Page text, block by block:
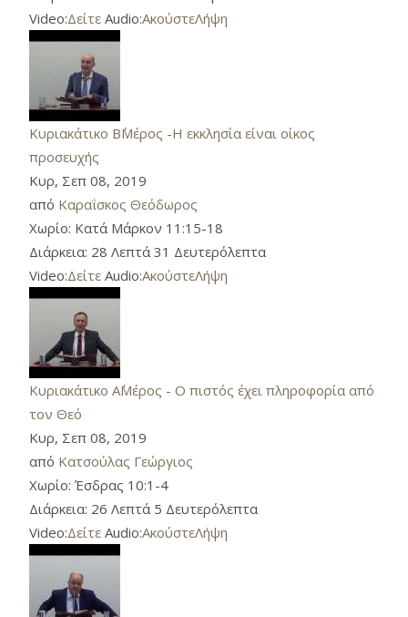
Video:Δείτε Audio:ΑκούστεΛήψη
Κυριακάτικο Β΄Μέρος -Η εκκλησία είναι οίκος
προσευχής
Κυρ, Σεπ 08, 2019
από Καραΐσκος Θεόδωρος
Χωρίο: Κατά Μάρκον 11:15-18
Διάρκεια: 28 Λεπτά 31 Δευτερόλεπτα
Video:Δείτε Audio:ΑκούστεΛήψη
Κυριακάτικο Α΄Μέρος - Ο πιστός έχει πληροφορία από
τον Θεό
Κυρ, Σεπ 08, 2019
από Κατσούλας Γεώργιος
Χωρίο: Έσδρας 10:1-4
Διάρκεια: 26 Λεπτά 5 Δευτερόλεπτα
Video:Δείτε Audio:ΑκούστεΛήψη